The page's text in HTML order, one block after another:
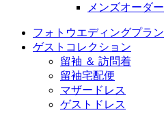
メンズオーダー
フォトウエディングプラン
ゲストコレクション
留袖 ＆ 訪問着
留袖宅配便
マザードレス
ゲストドレス